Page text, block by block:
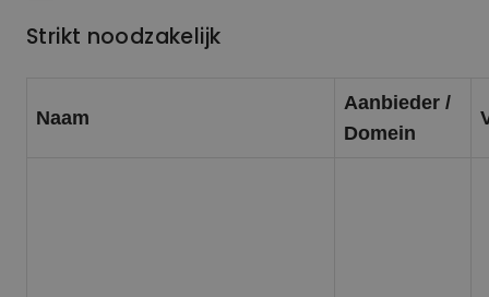
Strikt noodzakelijk
Naam
Aanbieder /
Domein